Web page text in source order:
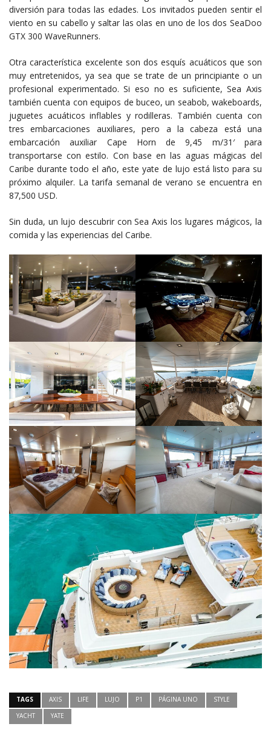
diversión para todas las edades. Los invitados pueden sentir el
viento en su cabello y saltar las olas en uno de los dos SeaDoo
GTX 300 WaveRunners.
Otra característica excelente son dos esquís acuáticos que son
muy entretenidos, ya sea que se trate de un principiante o un
profesional experimentado. Si eso no es suficiente, Sea Axis
también cuenta con equipos de buceo, un seabob, wakeboards,
juguetes acuáticos inflables y rodilleras. También cuenta con
tres embarcaciones auxiliares, pero a la cabeza está una
embarcación auxiliar Cape Horn de 9,45 m/31′ para
transportarse con estilo. Con base en las aguas mágicas del
Caribe durante todo el año, este yate de lujo está listo para su
próximo alquiler. La tarifa semanal de verano se encuentra en
87,500 USD.
Sin duda, un lujo descubrir con Sea Axis los lugares mágicos, la
comida y las experiencias del Caribe.
TAGS AXIS LIFE LUJO P1 PÁGINA UNO
STYLE
YACHT
YATE